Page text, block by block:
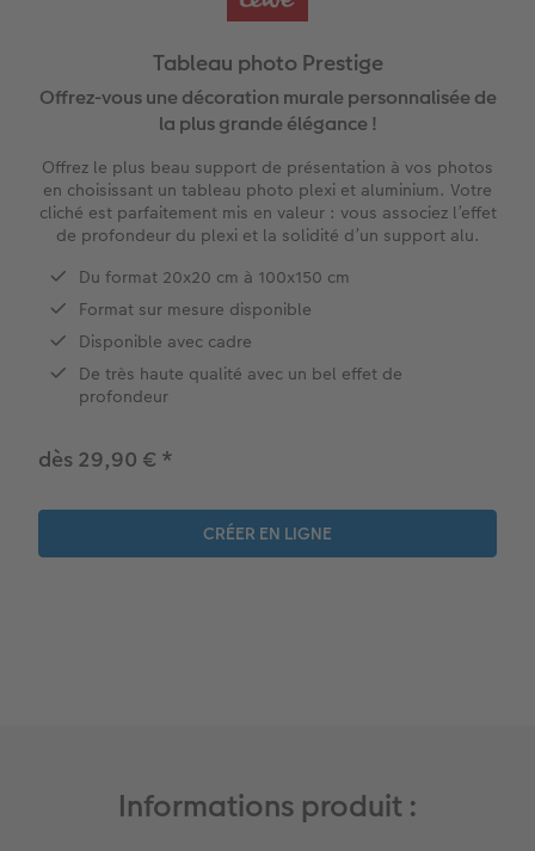
Livre photo Carré
Livre photo A5 Paysage
Livre photo Petit Carré
Album photo lin ou cuir
Thèmes d'albums photo
Album photo voyage
Livre photo de l’année
Album photo mariage
Album photo famille
Tirage photo carrés
Tirage photo rétro
Tirages créatifs
Poster photo
Agrandissement photo
Stickers personnalisés
Lot de photos
Boite photo souvenirs
Trouver une borne
Photo sous plexi
Photo sur carton mousse
Tableau Photo Prestige
Cadres photo
Pêle-mêle photo
Porte-poster en bois
Cadre multi photos
Affiche carte personnalisée
Boule à neige personnalisée
E-carte cadeau PHOTO E.Leclerc
Tirages créatifs
Jeux personnalisés
Décoration personnalisée
Magnets photo
Textiles personnalisés
Ecole et bureau
Boîte cadeau
Faber Castell
Carte remerciement
Cartes évènement avec rabat
Carte postale en ligne
Faire-part avec photo détachable
E.Leclerc
Tableau photo Prestige
Offrez-vous une décoration murale personnalisée de
la plus grande élégance !
Offrez le plus beau support de présentation à vos photos
en choisissant un tableau photo plexi et aluminium. Votre
cliché est parfaitement mis en valeur : vous associez l’effet
de profondeur du plexi et la solidité d’un support alu.
Du format 20x20 cm à 100x150 cm​
Format sur mesure disponible ​
Disponible avec cadre
De très haute qualité avec un bel effet de
profondeur
dès 29,90 € *
Informations produit :